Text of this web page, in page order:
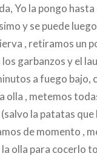
Yo la pongo
y se puede
, retiramos un
garbanzos y el
a fuego bajo,
olla , metemos
la patatas que
de momento ,
olla para cocerlo